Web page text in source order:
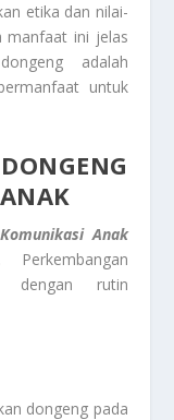
etika dan nilai-
manfaat ini jelas
adalah
untuk
Anak
dengan rutin
dongeng pada